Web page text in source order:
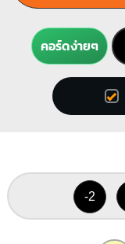
คอร์ดง่ายๆ
-2